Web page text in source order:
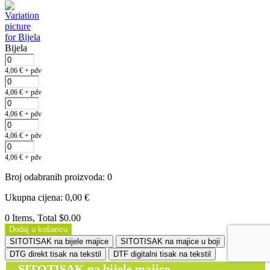
Bijela
4,06 € + pdv
4,06 € + pdv
4,06 € + pdv
4,06 € + pdv
4,06 € + pdv
Broj odabranih proizvoda: 0
Ukupna cijena: 0,00 €
0 Items, Total $0.00
Dodaj u košaricu
SITOTISAK na bijele majice
SITOTISAK na majice u boji
DTG direkt tisak na tekstil
DTF digitalni tisak na tekstil